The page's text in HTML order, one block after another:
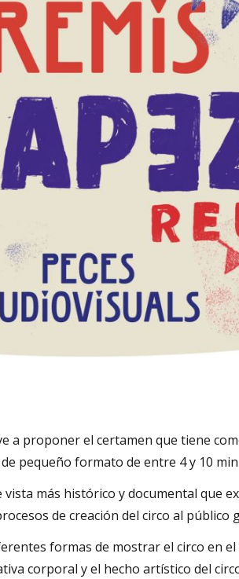
a proponer el certamen que tiene
pequeño formato de entre 4 y 10
más histórico y documental que
de creación del circo al público
formas de mostrar el circo en
corporal y el hecho artístico del